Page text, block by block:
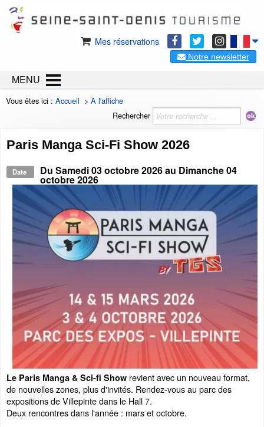
Mes réservations
Notre newsletter
MENU
Vous êtes ici : Accueil > À l'affiche
Rechercher
Paris Manga Sci-Fi Show 2026
Date Du Samedi 03 octobre 2026au Dimanche 04
octobre 2026
Le Paris Manga & Sci-fi Show revient avec un nouveau format,
de nouvelles zones, plus d'invités. Rendez-vous au parc des
expositions de Villepinte dans le Hall 7.
Deux rencontres dans l'année : mars et octobre.